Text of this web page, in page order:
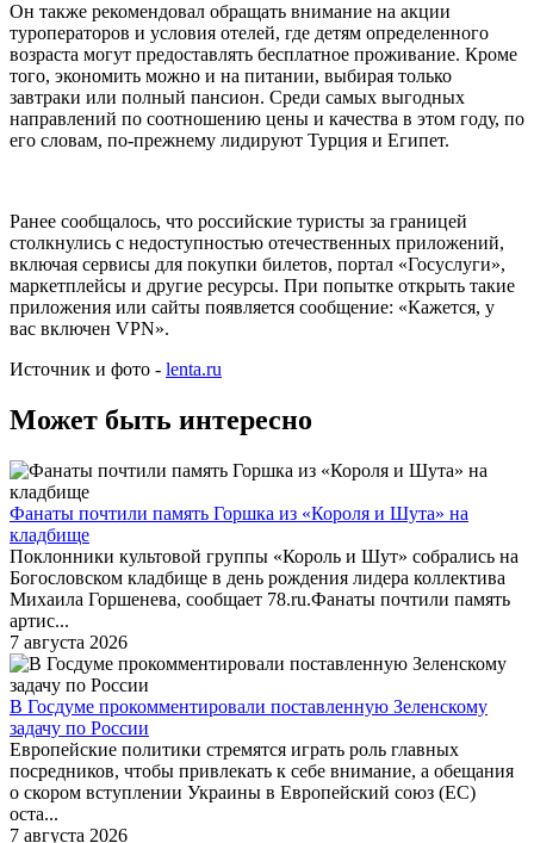
Он также рекомендовал обращать внимание на акции
туроператоров и условия отелей, где детям определенного
возраста могут предоставлять бесплатное проживание. Кроме
того, экономить можно и на питании, выбирая только
завтраки или полный пансион. Среди самых выгодных
направлений по соотношению цены и качества в этом году, по
его словам, по-прежнему лидируют Турция и Египет.
Ранее сообщалось, что российские туристы за границей
столкнулись с недоступностью отечественных приложений,
включая сервисы для покупки билетов, портал «Госуслуги»,
маркетплейсы и другие ресурсы. При попытке открыть такие
приложения или сайты появляется сообщение: «Кажется, у
вас включен VPN».
Источник и фото - lenta.ru
Может быть интересно
Фанаты почтили память Горшка из «Короля и Шута» на
кладбище
Поклонники культовой группы «Король и Шут» собрались на
Богословском кладбище в день рождения лидера коллектива
Михаила Горшенева, сообщает 78.ru.Фанаты почтили память
артис...
7 августа 2026
В Госдуме прокомментировали поставленную Зеленскому
задачу по России
Европейские политики стремятся играть роль главных
посредников, чтобы привлекать к себе внимание, а обещания
о скором вступлении Украины в Европейский союз (ЕС)
оста...
7 августа 2026